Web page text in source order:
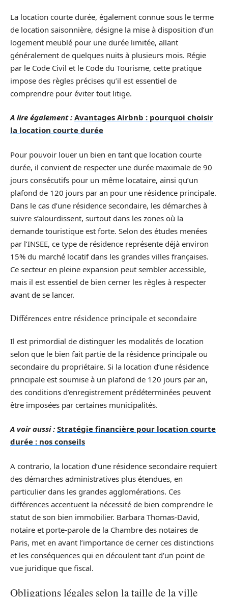
La location courte durée, également connue sous le terme
de location saisonnière, désigne la mise à disposition d’un
logement meublé pour une durée limitée, allant
généralement de quelques nuits à plusieurs mois. Régie
par le Code Civil et le Code du Tourisme, cette pratique
impose des règles précises qu’il est essentiel de
comprendre pour éviter tout litige.
A lire également : Avantages Airbnb : pourquoi choisir
la location courte durée
Pour pouvoir louer un bien en tant que location courte
durée, il convient de respecter une durée maximale de 90
jours consécutifs pour un même locataire, ainsi qu’un
plafond de 120 jours par an pour une résidence principale.
Dans le cas d’une résidence secondaire, les démarches à
suivre s’alourdissent, surtout dans les zones où la
demande touristique est forte. Selon des études menées
par l’INSEE, ce type de résidence représente déjà environ
15% du marché locatif dans les grandes villes françaises.
Ce secteur en pleine expansion peut sembler accessible,
mais il est essentiel de bien cerner les règles à respecter
avant de se lancer.
Différences entre résidence principale et secondaire
Il est primordial de distinguer les modalités de location
selon que le bien fait partie de la résidence principale ou
secondaire du propriétaire. Si la location d’une résidence
principale est soumise à un plafond de 120 jours par an,
des conditions d’enregistrement prédéterminées peuvent
être imposées par certaines municipalités.
A voir aussi : Stratégie financière pour location courte
durée : nos conseils
A contrario, la location d’une résidence secondaire requiert
des démarches administratives plus étendues, en
particulier dans les grandes agglomérations. Ces
différences accentuent la nécessité de bien comprendre le
statut de son bien immobilier. Barbara Thomas-David,
notaire et porte-parole de la Chambre des notaires de
Paris, met en avant l’importance de cerner ces distinctions
et les conséquences qui en découlent tant d’un point de
vue juridique que fiscal.
Obligations légales selon la taille de la ville